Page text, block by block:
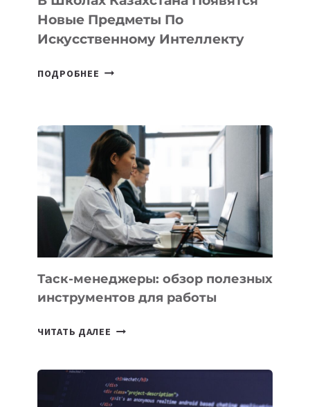
Новые Предметы По
Искусственному Интеллекту
ПОДРОБНЕЕ В
НОВЫЕ
ПРЕДМЕТЫ
ПО
ИСКУССТВЕННОМУ
ИНТЕЛЛЕКТУ
Таск-менеджеры: обзор полезных
инструментов для работы
ЧИТАТЬ ДАЛЕЕ ТАСК-
ПОЛЕЗНЫХ
ИНСТРУМЕНТОВ